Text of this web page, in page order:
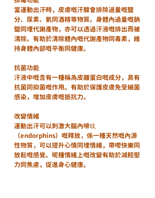
當運動出汗時，皮膚嘅汗腺會排除過量嘅鹽
分、尿素、氨同酒精等物質。身體內過量嘅鈉
鹽同埋代謝產物，亦可以透過汗液嘅排出而被
清除。有助於清除體內嘅代謝產物同毒素，維
持身體內部嘅平衡同健康。
抗菌功能
汗液中嘅含有一種稱為皮離蛋白嘅成分，具有
抗菌同抑菌嘅作用。有助於保護皮膚免受細菌
感染，增加皮膚嘅抵抗力。
改變情緒
運動出汗可以刺激大腦內啡呔
（endorphins）嘅釋放，係一種天然嘅內源
性物質，可以提升心情同埋情緒，帶嚟快樂同
放鬆嘅感覺。呢種情緒上嘅改變有助於減輕壓
力同焦慮，促進身心健康。